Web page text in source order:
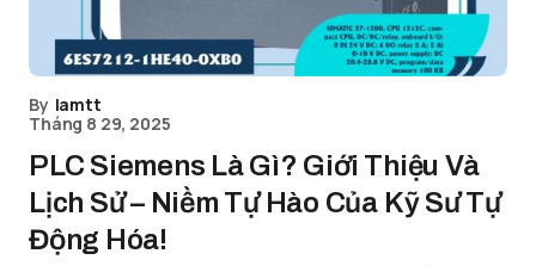
By lamtt
Tháng 8 29, 2025
PLC Siemens Là Gì? Giới Thiệu Và
Lịch Sử – Niềm Tự Hào Của Kỹ Sư Tự
Động Hóa!